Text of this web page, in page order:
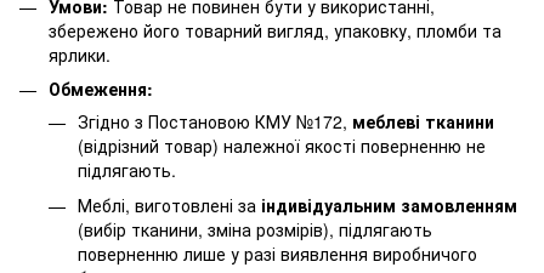
Умови: Товар не повинен бути у використанні,
збережено його товарний вигляд, упаковку, пломби та
ярлики.
Обмеження:
Згідно з Постановою КМУ №172, меблеві тканини
(відрізний товар) належної якості поверненню не
підлягають.
Меблі, виготовлені за індивідуальним замовленням
(вибір тканини, зміна розмірів), підлягають
поверненню лише у разі виявлення виробничого